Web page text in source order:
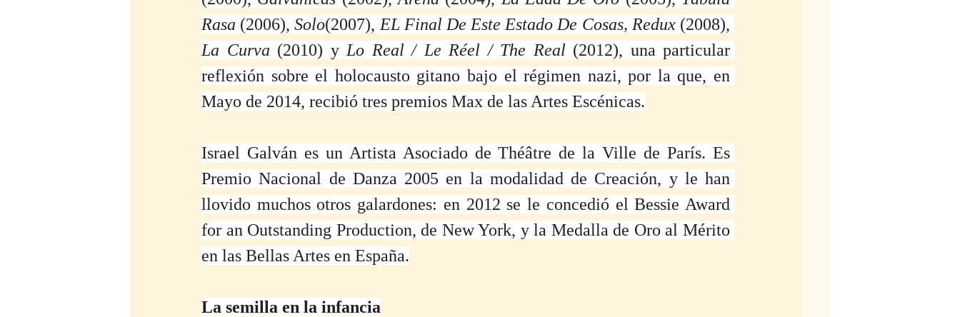
Rasa (2006), Solo(2007), EL Final De Este Estado De Cosas, Redux
La Curva (2010) y Lo Real / Le Réel / The Real (2012), una particular
reflexión sobre el holocausto gitano bajo el régimen nazi, por la que, en
Mayo de 2014, recibió tres premios Max de las Artes Escénicas.
Israel Galván es un Artista Asociado de Théâtre de la Ville de París. Es
Premio Nacional de Danza 2005 en la modalidad de Creación, y le han
llovido muchos otros galardones: en 2012 se le concedió el Bessie Award
for an Outstanding Production, de New York, y la Medalla de Oro al Mérito
en las Bellas Artes en España.
La semilla en la infancia